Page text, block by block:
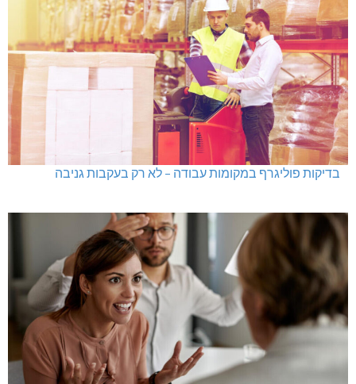
בדיקות פוליגרף במקומות עבודה – לא רק בעקבות גניבה